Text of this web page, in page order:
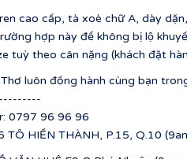
ren cao cấp, tà xoè chữ A, dày
hợp này để không bị lộ
tuỳ theo cân nặng (khách đặt
luôn đồng hành cùng bạn
0797 96 96 96
TÔ HIẾN THÀNH, P.15, Q.10